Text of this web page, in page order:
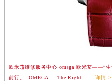
欧米茄维修服务中心 omega 欧米茄——“生
前行。 OMEGA – ‘The Right ......详情 >